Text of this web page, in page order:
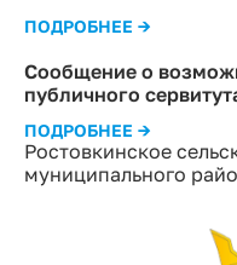
Ростовкинское
муниципального
ПОДРОБНЕЕ →
Сообщение о
публичного
ПОДРОБНЕЕ →